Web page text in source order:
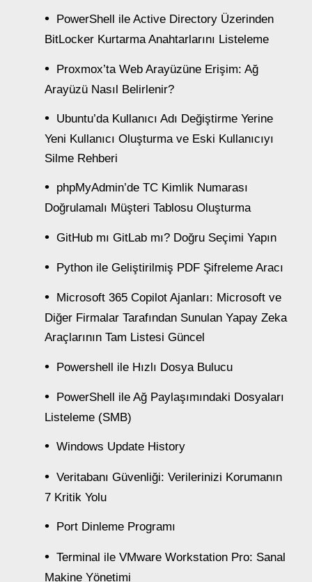
PowerShell ile Active Directory Üzerinden
BitLocker Kurtarma Anahtarlarını Listeleme
Proxmox’ta Web Arayüzüne Erişim: Ağ
Arayüzü Nasıl Belirlenir?
Ubuntu’da Kullanıcı Adı Değiştirme Yerine
Yeni Kullanıcı Oluşturma ve Eski Kullanıcıyı
Silme Rehberi
phpMyAdmin’de TC Kimlik Numarası
Doğrulamalı Müşteri Tablosu Oluşturma
GitHub mı GitLab mı? Doğru Seçimi Yapın
Python ile Geliştirilmiş PDF Şifreleme Aracı
Microsoft 365 Copilot Ajanları: Microsoft ve
Diğer Firmalar Tarafından Sunulan Yapay Zeka
Araçlarının Tam Listesi Güncel
Powershell ile Hızlı Dosya Bulucu
PowerShell ile Ağ Paylaşımındaki Dosyaları
Listeleme (SMB)
Windows Update History
Veritabanı Güvenliği: Verilerinizi Korumanın
7 Kritik Yolu
Port Dinleme Programı
Terminal ile VMware Workstation Pro: Sanal
Makine Yönetimi